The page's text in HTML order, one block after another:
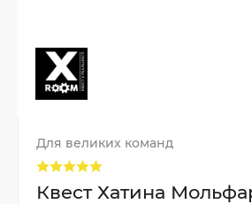
Для великих команд
Квест Хатина